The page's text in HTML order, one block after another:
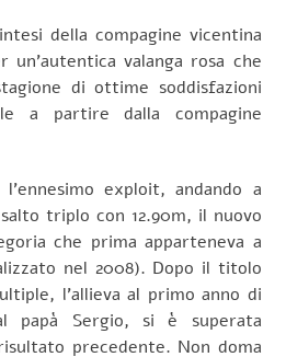
della compagine vicentina
valanga rosa che
di ottime soddisfazioni
a partire dalla compagine
exploit, andando a
triplo con 12.90m, il nuovo
che prima apparteneva a
nel 2008). Dopo il titolo
l’allieva al primo anno di
papà Sergio, si è superata
precedente. Non doma